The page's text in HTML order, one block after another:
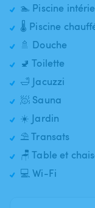
🏊 Piscine
🌡️ Piscine
🚿 Douche
🚽 Toilette
🛁 Jacuzzi
🧖 Sauna
☀️ Jardin
⛱️ Transats
🪑 Table et
💻 Wi-Fi